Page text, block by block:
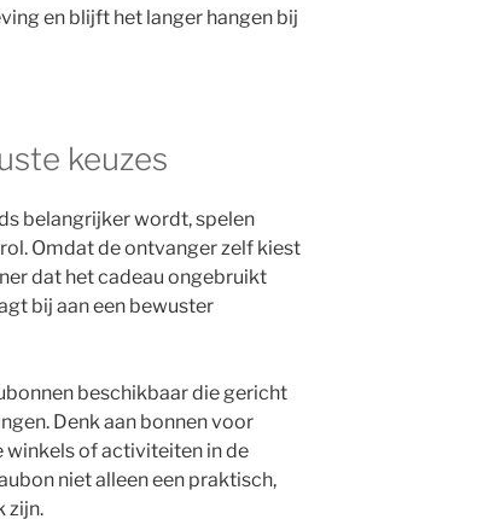
en blijft het langer hangen bij
keuzes
belangrijker wordt, spelen
Omdat de ontvanger zelf kiest
dat het cadeau ongebruikt
bij aan een bewuster
beschikbaar die gericht
Denk aan bonnen voor
of activiteiten in de
niet alleen een praktisch,
zijn.